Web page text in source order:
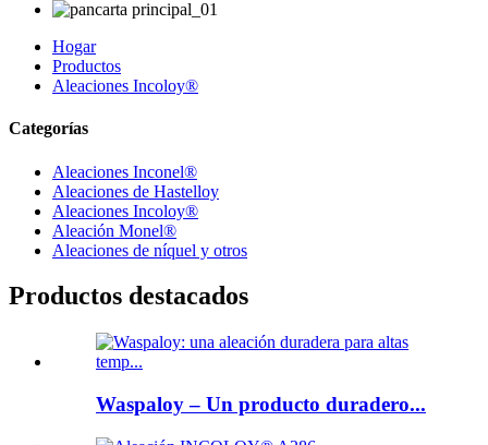
Hogar
Productos
Aleaciones Incoloy®
Categorías
Aleaciones Inconel®
Aleaciones de Hastelloy
Aleaciones Incoloy®
Aleación Monel®
Aleaciones de níquel y otros
Productos destacados
Waspaloy – Un producto duradero...